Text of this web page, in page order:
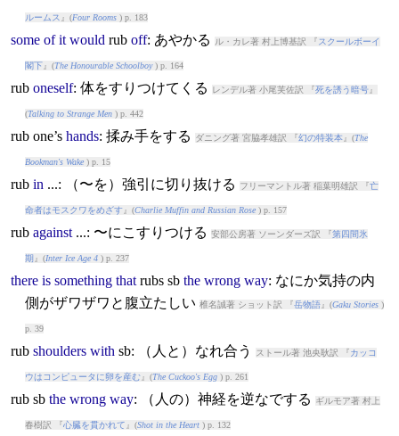
ルームス 』(Four Rooms) p. 183
some of it would rub off: あやかる ル・カレ著 村上博基訳 『スクールボーイ
閣下』(The Honourable Schoolboy) p. 164
rub oneself: 体をすりつけてくる レンデル著 小尾芙佐訳 『死を誘う暗号』
(Talking to Strange Men) p. 442
rubone’s hands: 揉み手をする ダニング著 宮脇孝雄訳 『幻の特装本』(The
Bookman's Wake) p. 15
rub in ...: （〜を）強引に切り抜ける フリーマントル著 稲葉明雄訳 『亡
命者はモスクワをめざす』(Charlie Muffin and Russian Rose) p. 157
rub against...: 〜にこすりつける 安部公房著 ソーンダーズ訳 『第四間氷
期 』(Inter Ice Age 4) p. 237
there is something that rubs sb the wrong way: なにか気持の内
側がザワザワと腹立たしい 椎名誠著 ショット訳 『岳物語』(Gaku Stories)
p. 39
rub shoulders with sb: （人と）なれ合う ストール著 池央耿訳 『カッコ
ウはコンピュータに卵を産む』(The Cuckoo's Egg) p. 261
rubsb the wrong way: （人の）神経を逆なでする ギルモア著 村上
春樹訳 『心臓を貫かれて 』(Shot in the Heart) p. 132